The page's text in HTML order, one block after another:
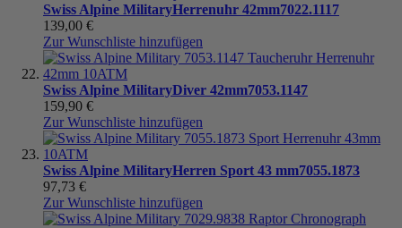
Swiss Alpine MilitaryHerrenuhr 42mm7022.1117
139,00 €
Zur Wunschliste hinzufügen
Swiss Alpine MilitaryDiver 42mm7053.1147
159,90 €
Zur Wunschliste hinzufügen
Swiss Alpine MilitaryHerren Sport 43 mm7055.1873
97,73 €
Zur Wunschliste hinzufügen